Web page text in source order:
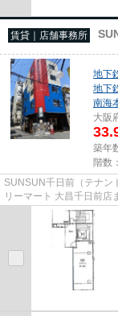
賃貸｜店舗事務所
地下
地下
南海
大阪
築年
階数
SUNSUN千日前（テナン
リーマート 大昌千日前店
ちらの物件にはエレベー